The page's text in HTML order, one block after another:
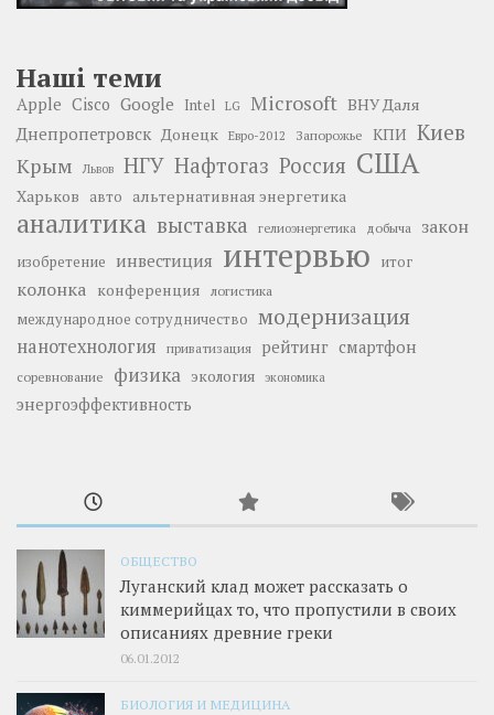
Наші теми
Apple Cisco Google Intel LG Microsoft ВНУ Даля
Днепропетровск Донецк Евро-2012 Запорожье КПИ Киев
Крым Львов НГУ Нафтогаз Россия США
Харьков авто альтернативная энергетика
аналитика выставка гелиоэнергетика добыча закон
изобретение инвестиция интервью итог
колонка конференция логистика
международное сотрудничество модернизация
нанотехнология приватизация рейтинг смартфон
соревнование физика экология экономика
энергоэффективность
ОБЩЕСТВО
Луганский клад может рассказать о
киммерийцах то, что пропустили в своих
описаниях древние греки
06.01.2012
БИОЛОГИЯ И МЕДИЦИНА